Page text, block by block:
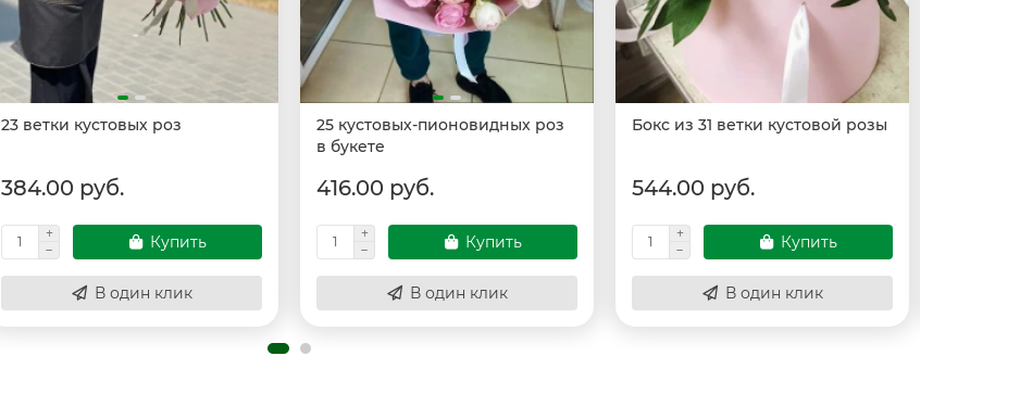
23 ветки кустовых роз
384.00 руб.
Купить
В один клик
25 кустовых-пионовидных роз
в букете
416.00 руб.
Купить
В один клик
Бокс из 31 ветки кустовой розы
544.00 руб.
Купить
В один клик